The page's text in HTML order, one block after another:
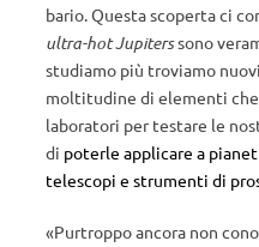
bario. Questa scoperta ci
ultra-hot Jupiterssono
studiamo più troviamo
moltitudine di elementi
laboratori per testare le
di poterle applicare a
telescopi e strumenti di
«Purtroppo ancora non